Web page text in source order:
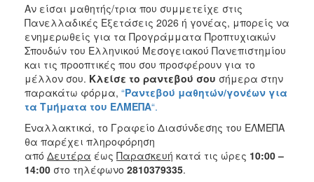
Αν είσαι μαθητής/τρια που συμμετείχε στις
Πανελλαδικές Εξετάσεις 2026 ή γονέας, μπορείς να
ενημερωθείς για τα Προγράμματα Προπτυχιακών
Σπουδών του Ελληνικού Μεσογειακού Πανεπιστημίου
και τις προοπτικές που σου προσφέρουν για το
μέλλον σου. Κλείσε το ραντεβού σου σήμερα στην
παρακάτω φόρμα, “Ραντεβού μαθητών/γονέων για
τα Τμήματα του ΕΛΜΕΠΑ“.
Εναλλακτικά, το Γραφείο Διασύνδεσης του ΕΛΜΕΠΑ
θα παρέχει πληροφόρηση
από Δευτέρα έως Παρασκευή κατά τις ώρες 10:00 –
14:00 στο τηλέφωνο 2810379335.